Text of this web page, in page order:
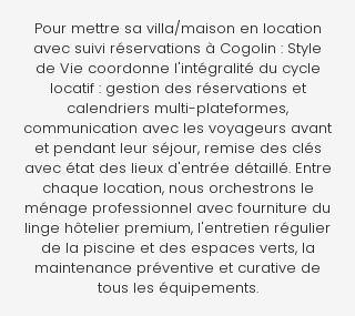
Pour mettre sa villa/maison en location
avec suivi réservations à Cogolin : Style
de Vie coordonne l'intégralité du cycle
locatif : gestion des réservations et
calendriers multi-plateformes,
communication avec les voyageurs avant
et pendant leur séjour, remise des clés
avec état des lieux d'entrée détaillé. Entre
chaque location, nous orchestrons le
ménage professionnel avec fourniture du
linge hôtelier premium, l'entretien régulier
de la piscine et des espaces verts, la
maintenance préventive et curative de
tous les équipements.